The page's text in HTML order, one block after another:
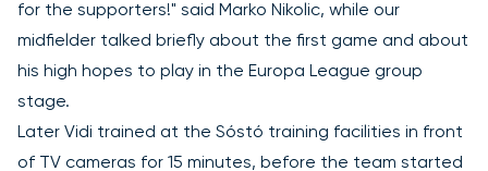
for the supporters!" said Marko Nikolic, while our
midfielder talked briefly about the first game and about
his high hopes to play in the Europa League group
stage.
Later Vidi trained at the Sóstó training facilities in front
of TV cameras for 15 minutes, before the team started